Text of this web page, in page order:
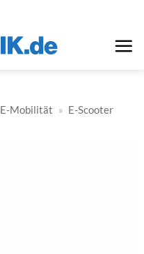
E-Mobilität » E-Scooter